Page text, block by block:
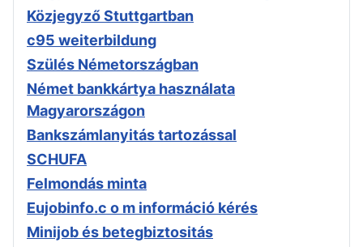
Közjegyző Stuttgartban
c95 weiterbildung
Szülés Németországban
Német bankkártya használata
Magyarországon
Bankszámlanyitás tartozással
SCHUFA
Felmondás minta
Eujobinfo.c o m információ kérés
Minijob és betegbiztositás